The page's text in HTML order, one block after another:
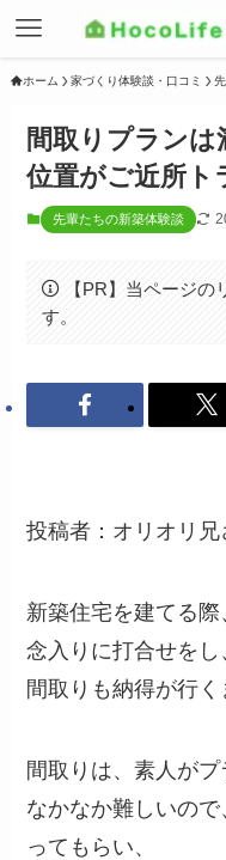
ホーム 家づくり体験談・口コミ
間取りプラン
位置がご近所ト
先輩たちの新築体験談
【PR】当ページ
す。
投稿者：オリオリ兄
新築住宅を建てる
念入りに打合せをし
間取りも納得が行く
間取りは、素人が
なかなか難しいの
ってもらい、